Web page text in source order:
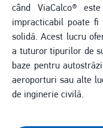
când ViaCalco®
impracticabil poate
solidă. Acest lucru
a tuturor tipurilor de
baze pentru
aeroporturi sau alte
de inginerie civilă.